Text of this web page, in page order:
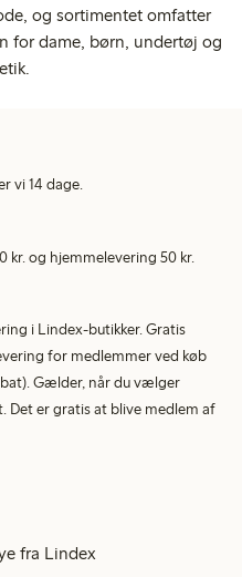
og sortimentet omfatter
for dame, børn, undertøj og
vi 14 dage.
kr. og hjemmelevering 50 kr.
i Lindex-butikker. Gratis
for medlemmer ved køb
Gælder, når du vælger
Det er gratis at blive medlem af
fra Lindex